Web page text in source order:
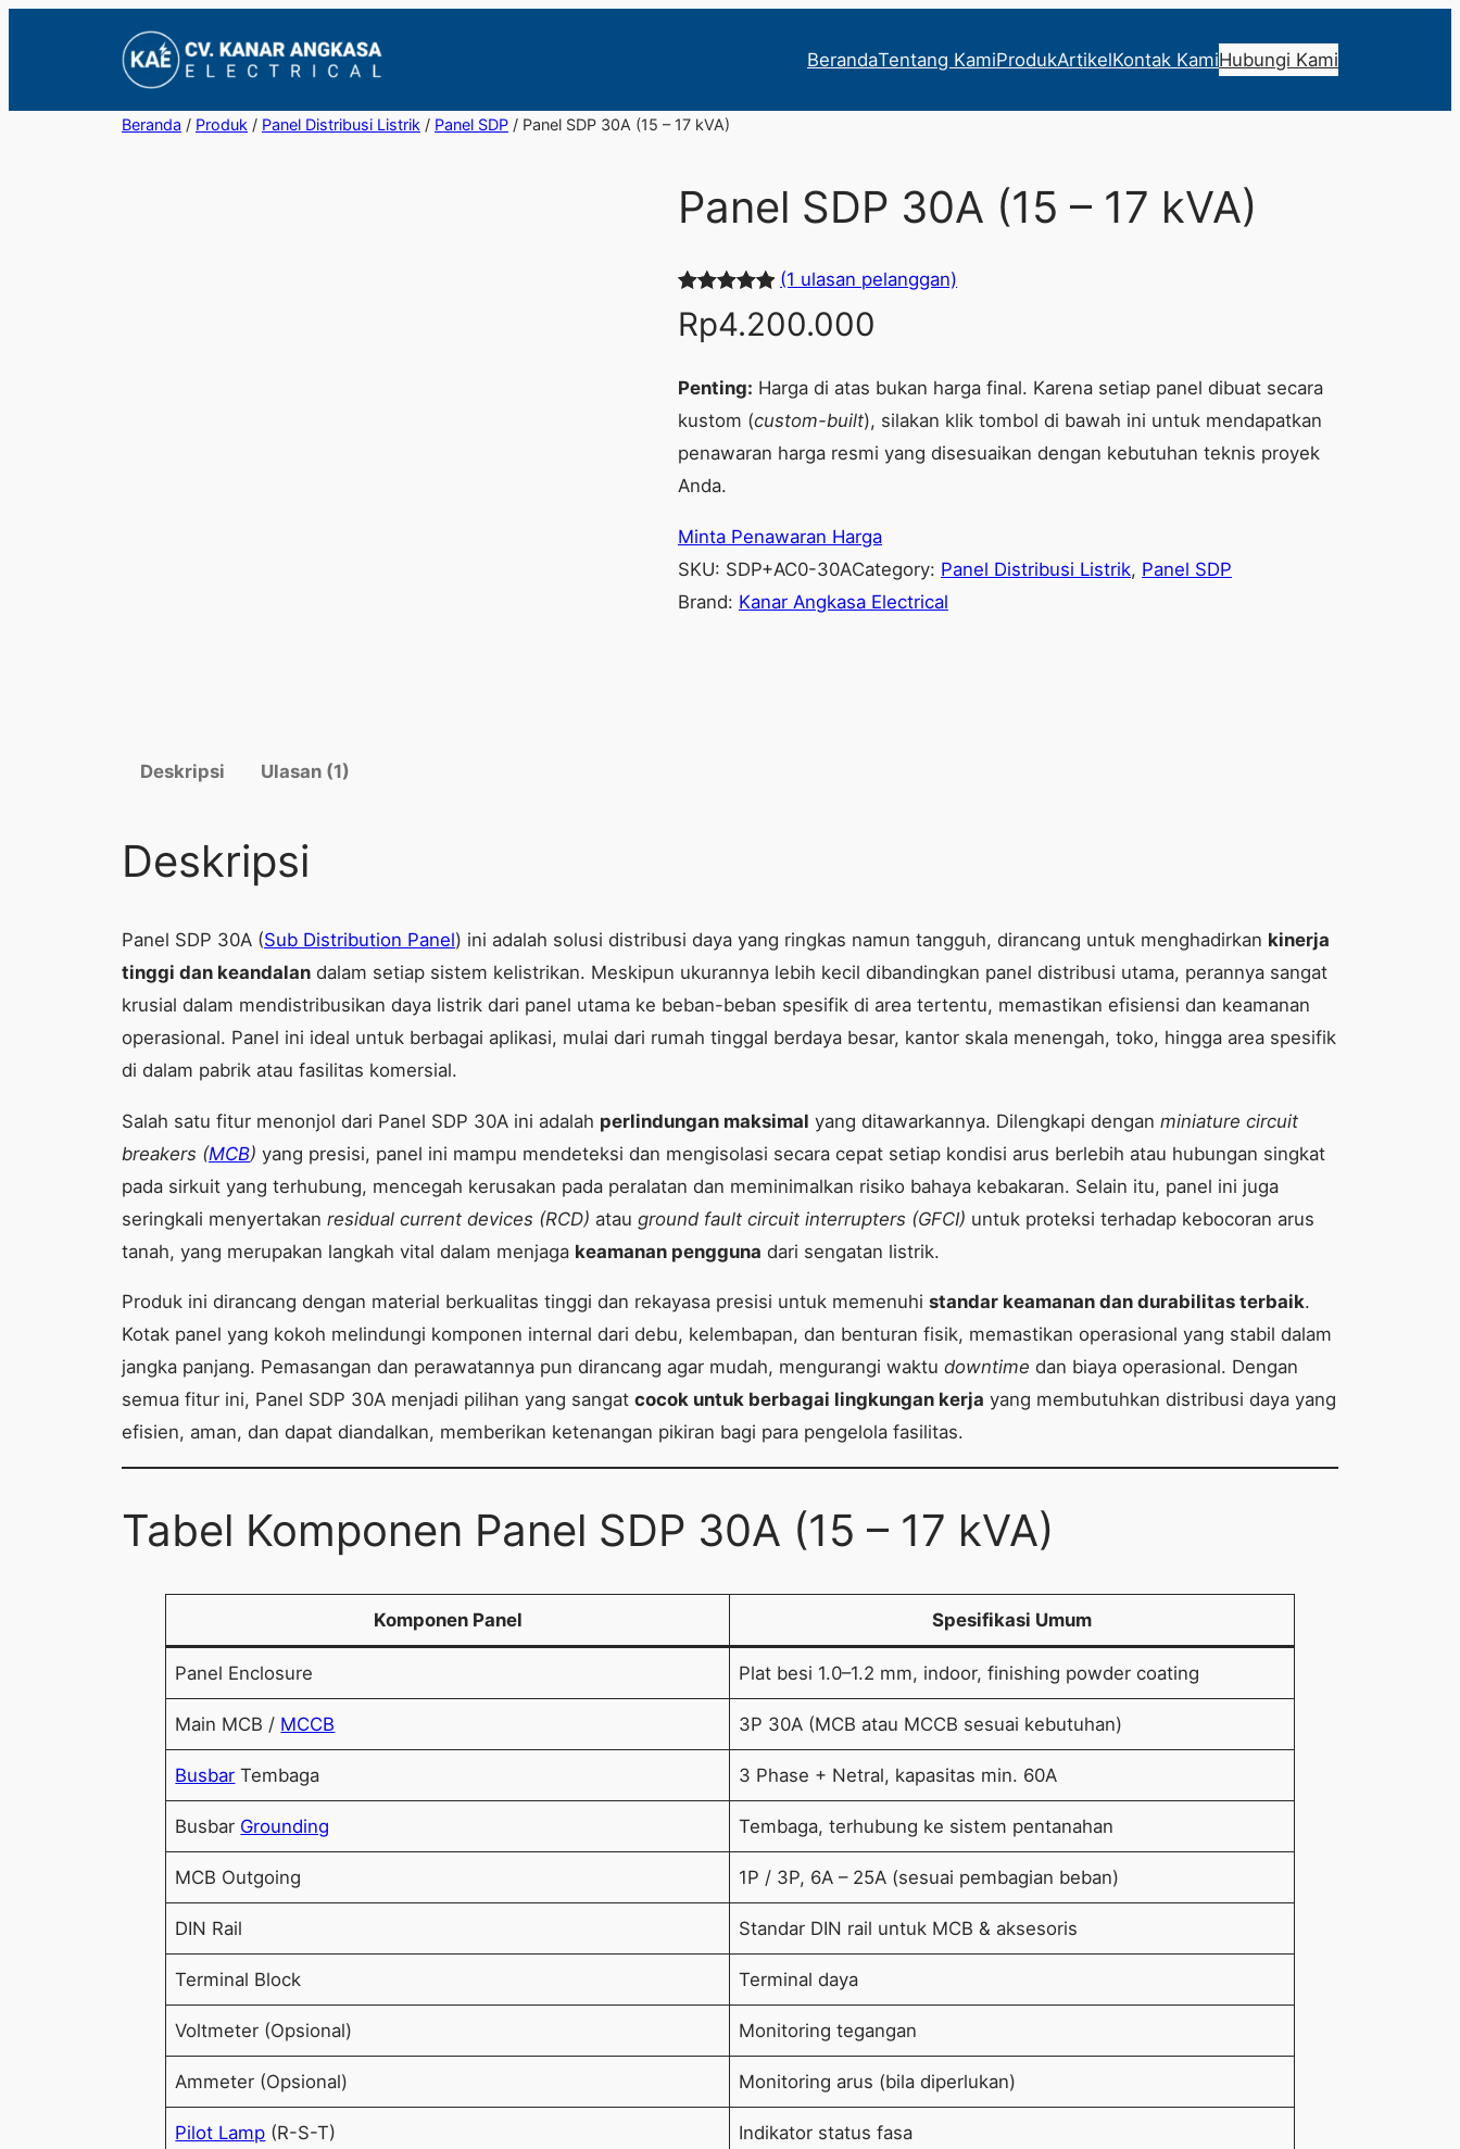
BerandaTentang KamiProdukArtikelKontak KamiHubungi Kami
Beranda / Produk / Panel Distribusi Listrik / Panel SDP / Panel SDP 30A (15 – 17 kVA)
Panel SDP 30A (15 – 17 kVA)
5.00dari 5
npenilaian
pelanggan
(1 ulasan pelanggan)
Rp4.200.000
Penting: Harga di atas bukan harga final. Karena setiap panel dibuat secara
kustom (custom-built), silakan klik tombol di bawah ini untuk mendapatkan
penawaran harga resmi yang disesuaikan dengan kebutuhan teknis proyek
Anda.
Minta Penawaran Harga
SKU: SDP+AC0-30ACategory: Panel Distribusi Listrik, Panel SDP
Brand: Kanar Angkasa Electrical
Deskripsi Ulasan (1)
Deskripsi
Panel SDP 30A (Sub Distribution Panel) ini adalah solusi distribusi daya yang ringkas namun tangguh, dirancang untuk menghadirkan kinerja
tinggi dan keandalan dalam setiap sistem kelistrikan. Meskipun ukurannya lebih kecil dibandingkan panel distribusi utama, perannya sangat
krusial dalam mendistribusikan daya listrik dari panel utama ke beban-beban spesifik di area tertentu, memastikan efisiensi dan keamanan
operasional. Panel ini ideal untuk berbagai aplikasi, mulai dari rumah tinggal berdaya besar, kantor skala menengah, toko, hingga area spesifik
di dalam pabrik atau fasilitas komersial.
Salah satu fitur menonjol dari Panel SDP 30A ini adalah perlindungan maksimal yang ditawarkannya. Dilengkapi dengan miniature circuit
breakers (MCB) yang presisi, panel ini mampu mendeteksi dan mengisolasi secara cepat setiap kondisi arus berlebih atau hubungan singkat
pada sirkuit yang terhubung, mencegah kerusakan pada peralatan dan meminimalkan risiko bahaya kebakaran. Selain itu, panel ini juga
seringkali menyertakan residual current devices (RCD) atau ground fault circuit interrupters (GFCI) untuk proteksi terhadap kebocoran arus
tanah, yang merupakan langkah vital dalam menjaga keamanan pengguna dari sengatan listrik.
Produk ini dirancang dengan material berkualitas tinggi dan rekayasa presisi untuk memenuhi standar keamanan dan durabilitas terbaik.
Kotak panel yang kokoh melindungi komponen internal dari debu, kelembapan, dan benturan fisik, memastikan operasional yang stabil dalam
jangka panjang. Pemasangan dan perawatannya pun dirancang agar mudah, mengurangi waktu downtime dan biaya operasional. Dengan
semua fitur ini, Panel SDP 30A menjadi pilihan yang sangat cocok untuk berbagai lingkungan kerja yang membutuhkan distribusi daya yang
efisien, aman, dan dapat diandalkan, memberikan ketenangan pikiran bagi para pengelola fasilitas.
Tabel Komponen Panel SDP 30A (15 – 17 kVA)
Komponen Panel Spesifikasi Umum
Panel Enclosure Plat besi 1.0–1.2 mm, indoor, finishing powder coating
Main MCB / MCCB 3P 30A (MCB atau MCCB sesuai kebutuhan)
Busbar Tembaga 3 Phase + Netral, kapasitas min. 60A
Busbar Grounding Tembaga, terhubung ke sistem pentanahan
MCB Outgoing 1P / 3P, 6A – 25A (sesuai pembagian beban)
DIN Rail Standar DIN rail untuk MCB & aksesoris
Terminal Block Terminal daya
Voltmeter (Opsional) Monitoring tegangan
Ammeter (Opsional) Monitoring arus (bila diperlukan)
Pilot Lamp (R-S-T) Indikator status fasa